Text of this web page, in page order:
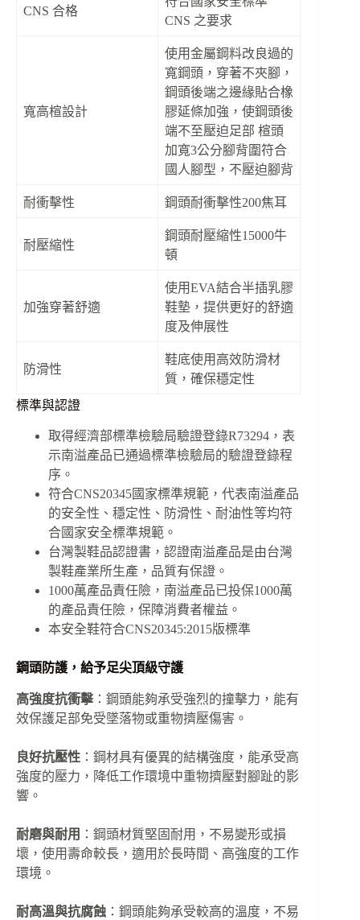
CNS 合格
CNS 之要求
寬高楦設計
使用金屬鋼料改良過的
寬鋼頭，穿著不夾腳，
鋼頭後端之邊緣貼合橡
膠延條加強，使鋼頭後
端不至壓迫足部 楦頭
加寬3公分腳背圍符合
國人腳型，不壓迫腳背
耐衝擊性 鋼頭耐衝擊性200焦耳
耐壓縮性
鋼頭耐壓縮性15000牛
頓
加強穿著舒適
使用EVA結合半插乳膠
鞋墊，提供更好的舒適
度及伸展性
防滑性
鞋底使用高效防滑材
質，確保穩定性
標準與認證
取得經濟部標準檢驗局驗證登錄R73294，表
示南溢產品已通過標準檢驗局的驗證登錄程
序。
符合CNS20345國家標準規範，代表南溢產品
的安全性、穩定性、防滑性、耐油性等均符
合國家安全標準規範。
台灣製鞋品認證書，認證南溢產品是由台灣
製鞋產業所生產，品質有保證。
1000萬產品責任險，南溢產品已投保1000萬
的產品責任險，保障消費者權益。
本安全鞋符合CNS20345:2015版標準
鋼頭防護，給予足尖頂級守護
高強度抗衝擊：鋼頭能夠承受強烈的撞擊力，能有
效保護足部免受墜落物或重物擠壓傷害。
良好抗壓性 ：鋼材具有優異的結構強度，能承受高
強度的壓力，降低工作環境中重物擠壓對腳趾的影
響。
耐磨與耐用 ：鋼頭材質堅固耐用，不易變形或損
壞，使用壽命較長，適用於長時間、高強度的工作
環境。
耐高溫與抗腐蝕 ：鋼頭能夠承受較高的溫度，不易